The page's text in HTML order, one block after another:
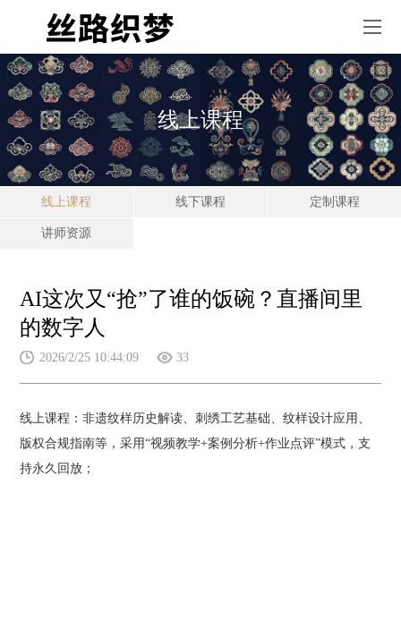
线上课程
线上课程 线下课程 定制课程
讲师资源
AI这次又“抢”了谁的饭碗？直播间里
的数字人
2026/2/25 10:44:09 33
线上课程：非遗纹样历史解读、刺绣工艺基础、纹样设计应用、
版权合规指南等，采用“视频教学+案例分析+作业点评”模式，支
持永久回放；